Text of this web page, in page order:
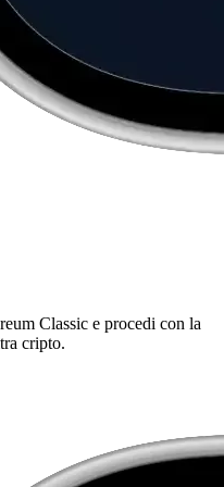
Classic e procedi con la
cripto.